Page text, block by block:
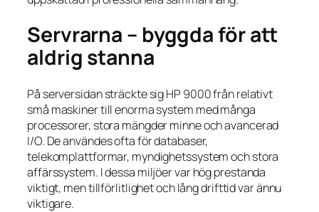
Servrarna – byggda för att
aldrig stanna
På serversidan sträckte sig HP 9000 från relativt
små maskiner till enorma system med många
processorer, stora mängder minne och avancerad
I/O. De användes ofta för databaser,
telekomplattformar, myndighetssystem och stora
affärssystem. I dessa miljöer var hög prestanda
viktigt, men tillförlitlighet och lång drifttid var ännu
viktigare.